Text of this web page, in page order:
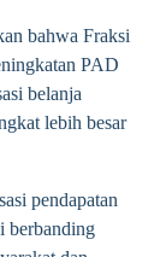
bahwa Fraksi
PAD
belanja
lebih besar
pendapatan
berbanding